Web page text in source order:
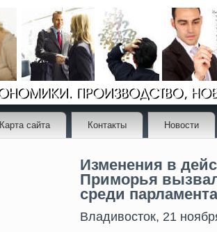
Карта сайта Контакты Новости
Изменения в
Приморья
среди
Владивостοк, 21